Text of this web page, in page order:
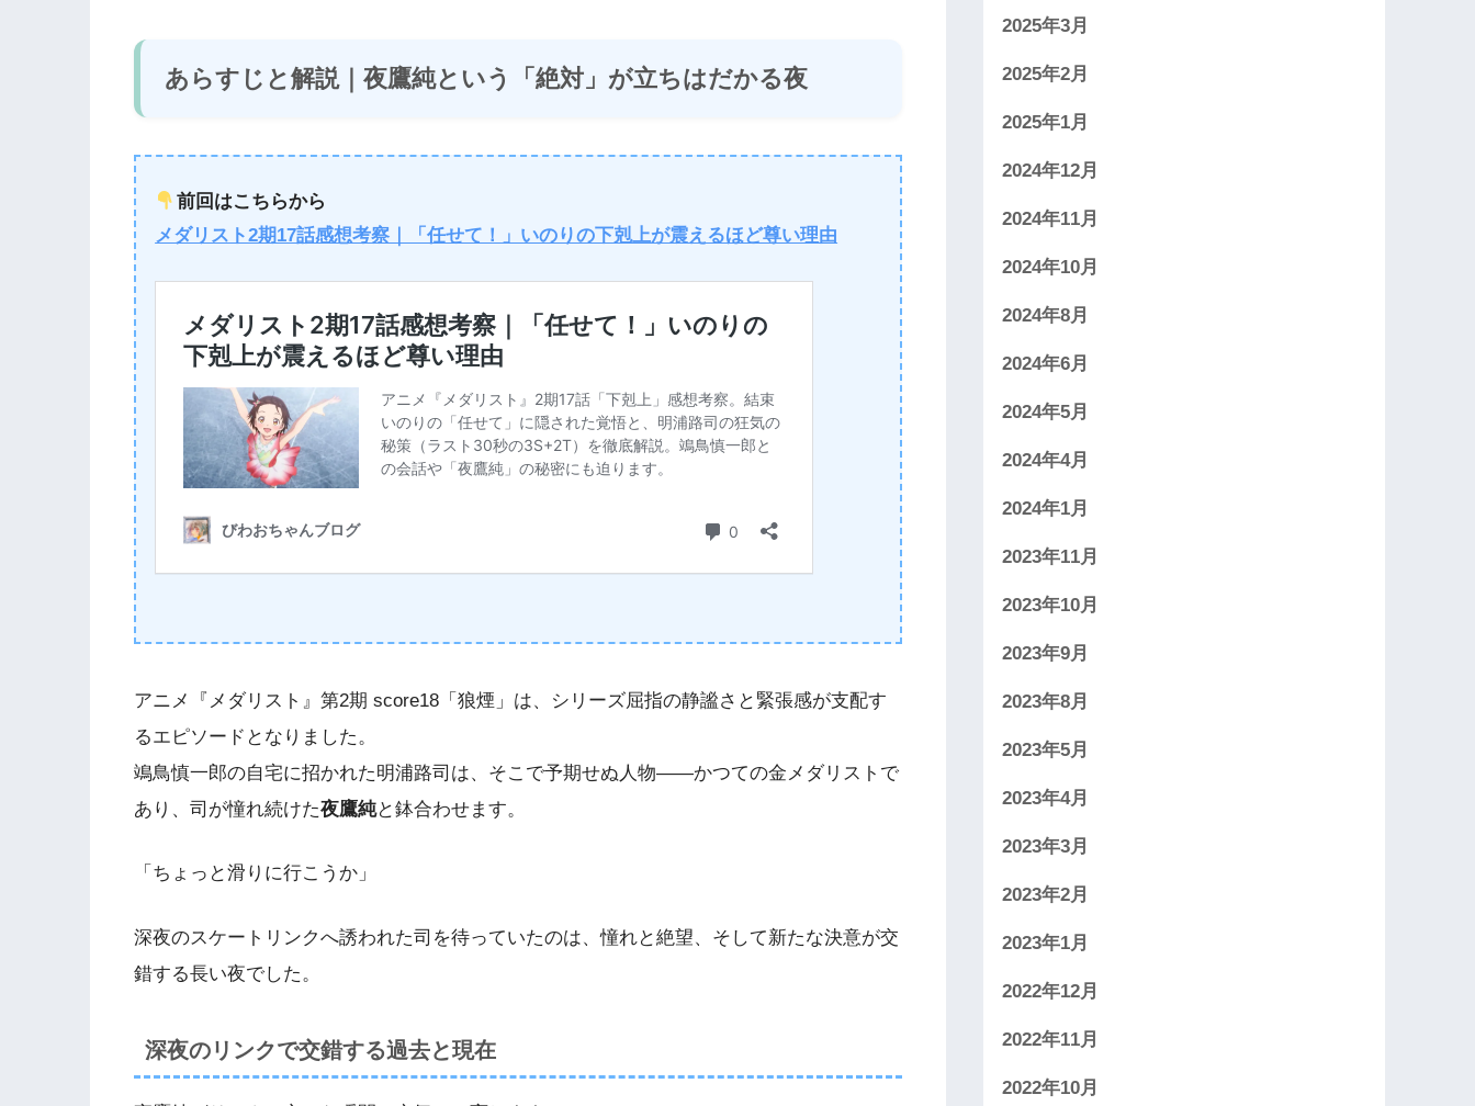
あらすじと解説｜夜鷹純という「絶対」が立ちはだかる夜
前回はこちらから
メダリスト2期17話感想考察｜「任せて！」いのりの下剋上が震えるほど尊い理由
アニメ『メダリスト』第2期 score18「狼煙」は、シリーズ屈指の静謐さと緊張感が支配す
るエピソードとなりました。
鴗鳥慎一郎の自宅に招かれた明浦路司は、そこで予期せぬ人物――かつての金メダリストで
あり、司が憧れ続けた夜鷹純と鉢合わせます。
「ちょっと滑りに行こうか」
深夜のスケートリンクへ誘われた司を待っていたのは、憧れと絶望、そして新たな決意が交
錯する長い夜でした。
深夜のリンクで交錯する過去と現在
2025年3月
2025年2月
2025年1月
2024年12月
2024年11月
2024年10月
2024年8月
2024年6月
2024年5月
2024年4月
2024年1月
2023年11月
2023年10月
2023年9月
2023年8月
2023年5月
2023年4月
2023年3月
2023年2月
2023年1月
2022年12月
2022年11月
2022年10月